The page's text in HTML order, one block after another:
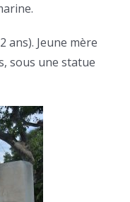
ans). Jeune mère
sous une statue